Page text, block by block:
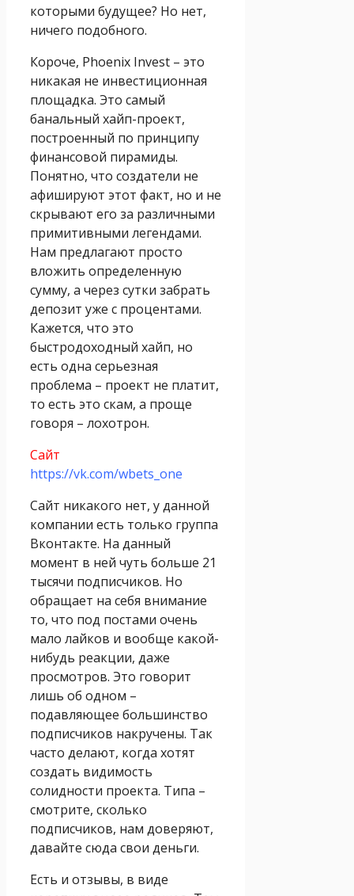
которыми будущее? Но нет,
ничего подобного.
Короче, Phoenix Invest – это
никакая не инвестиционная
площадка. Это самый
банальный хайп-проект,
построенный по принципу
финансовой пирамиды.
Понятно, что создатели не
афишируют этот факт, но и не
скрывают его за различными
примитивными легендами.
Нам предлагают просто
вложить определенную
сумму, а через сутки забрать
депозит уже с процентами.
Кажется, что это
быстродоходный хайп, но
есть одна серьезная
проблема – проект не платит,
то есть это скам, а проще
говоря – лохотрон.
Сайт
https://vk.com/wbets_one
Сайт никакого нет, у данной
компании есть только группа
Вконтакте. На данный
момент в ней чуть больше 21
тысячи подписчиков. Но
обращает на себя внимание
то, что под постами очень
мало лайков и вообще какой-
нибудь реакции, даже
просмотров. Это говорит
лишь об одном –
подавляющее большинство
подписчиков накручены. Так
часто делают, когда хотят
создать видимость
солидности проекта. Типа –
смотрите, сколько
подписчиков, нам доверяют,
давайте сюда свои деньги.
Есть и отзывы, в виде